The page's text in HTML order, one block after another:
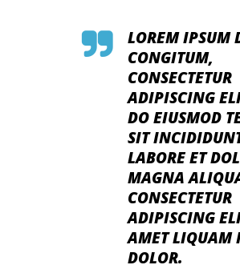
LOREM IPSUM
CONGITUM,
CONSECTETUR
ADIPISCING
DO EIUSMOD
SIT
LABORE ET
MAGNA
CONSECTETUR
ADIPISCING
AMET LIQUAM
DOLOR.